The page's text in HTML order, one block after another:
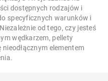
dostępnych rodzajów i
specyficznych warunków i
od tego, czy jesteś
wędkarzem, pellety
elementem